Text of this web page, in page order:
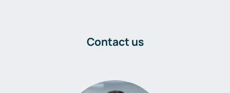
Contact us